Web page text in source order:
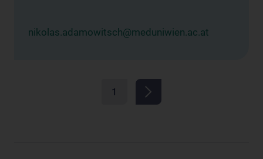
nikolas.adamowitsch@meduniwien.ac.at
1